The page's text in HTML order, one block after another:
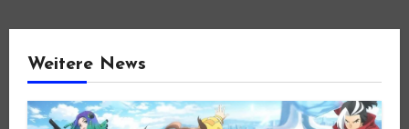
Weitere News